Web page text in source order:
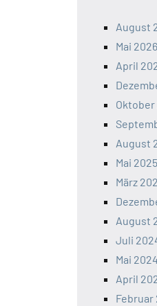
August
Mai 2026
April
Oktober
August
Mai 2025
März
August
Juli
Mai 2024
April
Februar